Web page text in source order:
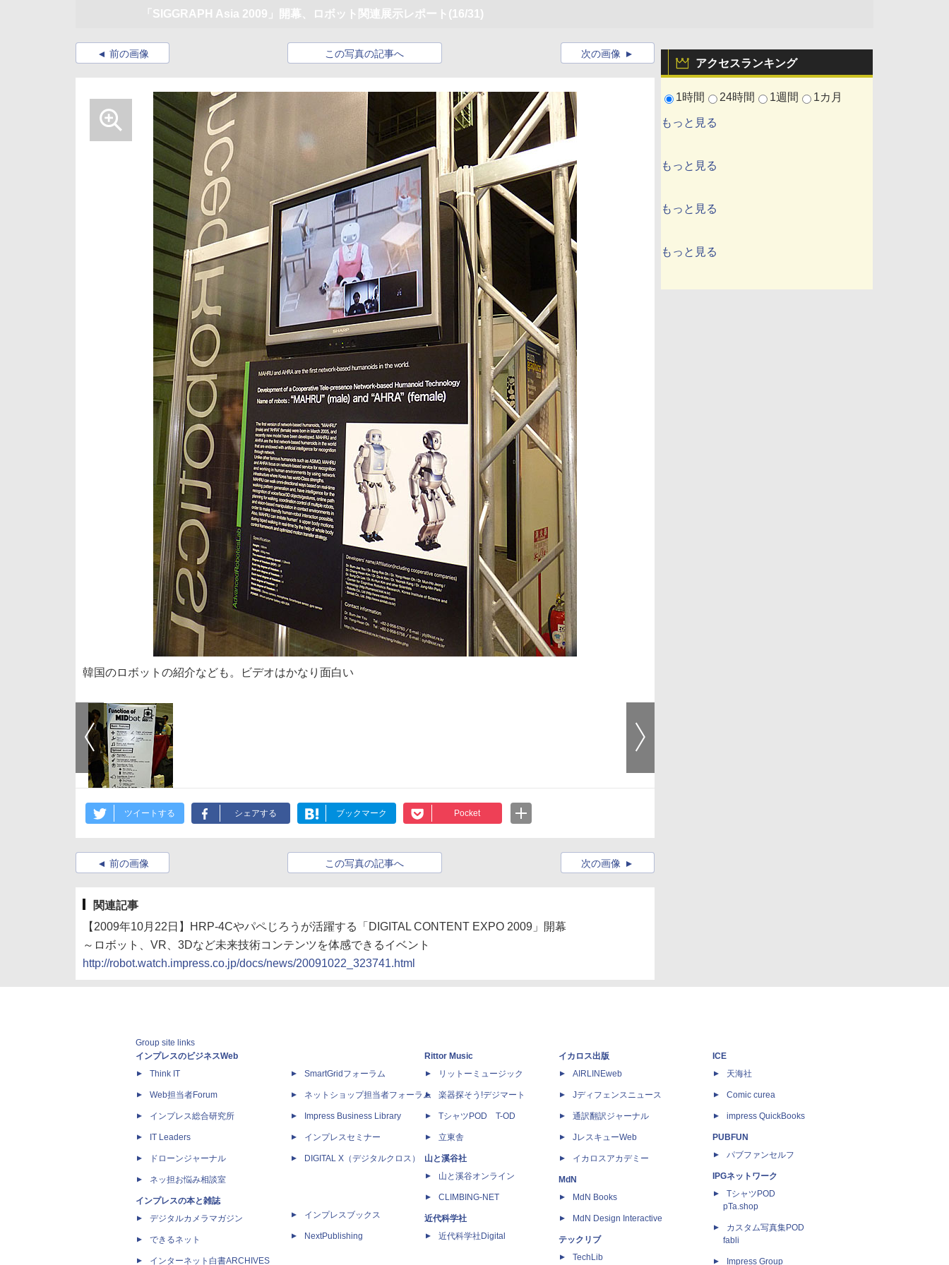
「SIGGRAPH Asia 2009」開幕、ロボット関連展示レポート (16/31)
アクセスランキング
1時間 24時間 1週間 1カ月
もっと見る
もっと見る
もっと見る
もっと見る
前の画像 この写真の記事へ 次の画像
韓国のロボットの紹介なども。ビデオはかなり面白い
ツイートする シェアする ブックマーク Pocket
前の画像 この写真の記事へ 次の画像
関連記事
【2009年10月22日】HRP-4Cやパペじろうが活躍する「DIGITAL CONTENT EXPO 2009」開幕
～ロボット、VR、3Dなど未来技術コンテンツを体感できるイベント
http://robot.watch.impress.co.jp/docs/news/20091022_323741.html
Group site links
インプレスのビジネスWeb
Think IT
Web担当者Forum
インプレス総合研究所
IT Leaders
ドローンジャーナル
ネッ担お悩み相談室
インプレスの本と雑誌
デジタルカメラマガジン
できるネット
インターネット白書ARCHIVES
SmartGridフォーラム
ネットショップ担当者フォーラム
Impress Business Library
インプレスセミナー
DIGITAL X（デジタルクロス）
インプレスブックス
NextPublishing
Rittor Music
リットーミュージック
楽器探そう!デジマート
TシャツPOD T-OD
立東舎
山と溪谷社
山と溪谷オンライン
CLIMBING-NET
近代科学社
近代科学社Digital
イカロス出版
AIRLINEweb
Jディフェンスニュース
通訳翻訳ジャーナル
JレスキューWeb
イカロスアカデミー
MdN
MdN Books
MdN Design Interactive
テックリブ
TechLib
ICE
天海社
Comic curea
impress QuickBooks
PUBFUN
パブファンセルフ
IPGネットワーク
TシャツPOD
pTa.shop
カスタム写真集POD
fabli
Impress Group